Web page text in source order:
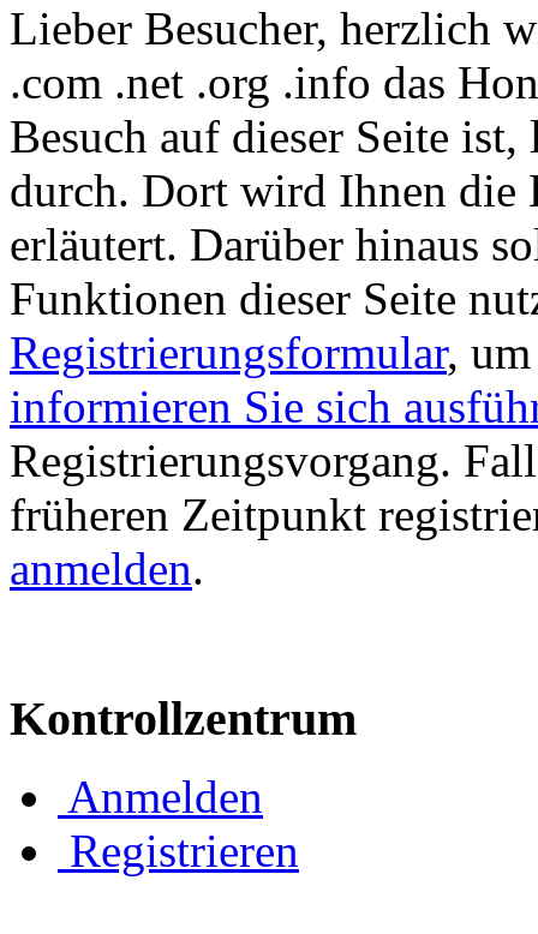
Lieber Besucher, herzlich
.com .net .org .info das
Besuch auf dieser Seite
durch. Dort wird Ihnen die
erläutert. Darüber hinaus
Funktionen dieser Seite
Registrierungsformular,
informieren Sie sich
Registrierungsvorgang.
früheren Zeitpunkt
anmelden.
Kontrollzentrum
Anmelden
Registrieren